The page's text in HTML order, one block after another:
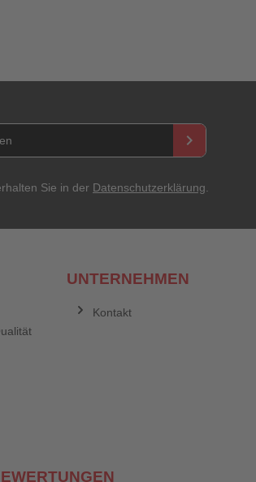
Bewertung abschicken
keyboard_arrow_right
Sie in der Datenschutzerklärung
UNTERNEHMEN
Kontakt